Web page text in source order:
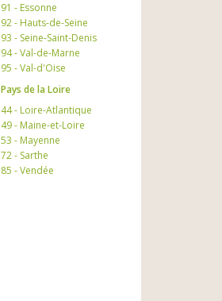
91 - Essonne
92 - Hauts-de-Seine
93 - Seine-Saint-Denis
94 - Val-de-Marne
95 - Val-d'Oise
Pays de la Loire
44 - Loire-Atlantique
49 - Maine-et-Loire
53 - Mayenne
72 - Sarthe
85 - Vendée